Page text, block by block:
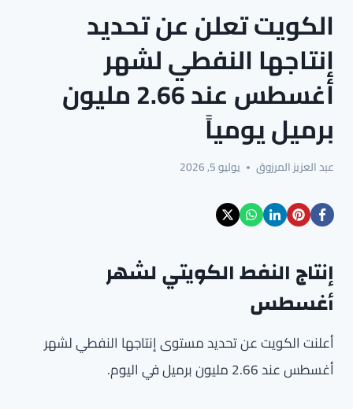
الكويت تعلن عن تحديد
إنتاجها النفطي لشهر
أغسطس عند 2.66 مليون
برميل يومياً
عبد العزيز المرزوق يوليو 5, 2026
إنتاج النفط الكويتي لشهر
أغسطس
أعلنت الكويت عن تحديد مستوى إنتاجها النفطي لشهر
أغسطس عند 2.66 مليون برميل في اليوم.